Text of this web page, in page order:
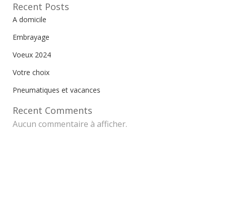
Recent Posts
A domicile
Embrayage
Voeux 2024
Votre choix
Pneumatiques et vacances
Recent Comments
Aucun commentaire à afficher.